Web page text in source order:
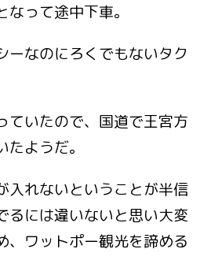
って途中下車。
ーなのにろくでもないタク
ていたので、国道で王宮方
ようだ。
入れないということが半信
るには違いないと思い大変
、ワットポー観光を諦める